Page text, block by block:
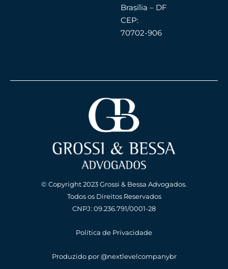
Brasília – DF
CEP:
70702-906
© Copyright 2023 Grossi & Bessa Advogados.
Todos os Direitos Reservados
CNPJ: 09.236.791/0001-28
Política de Privacidade
Produzido por@nextlevelcompanybr